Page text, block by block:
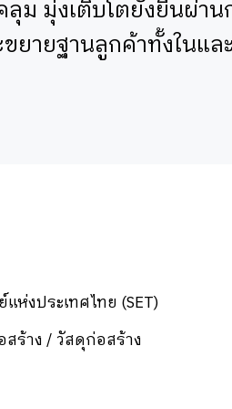
ม มุ่งเติบโตยั่งยืนผ่าน
ยายฐานลูกค้าทั้งในแล
ห่งประเทศไทย (SET)
ร้าง / วัสดุก่อสร้าง